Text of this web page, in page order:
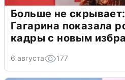
Больше не
Гагарина показала
кадры с новым
6 августа 177